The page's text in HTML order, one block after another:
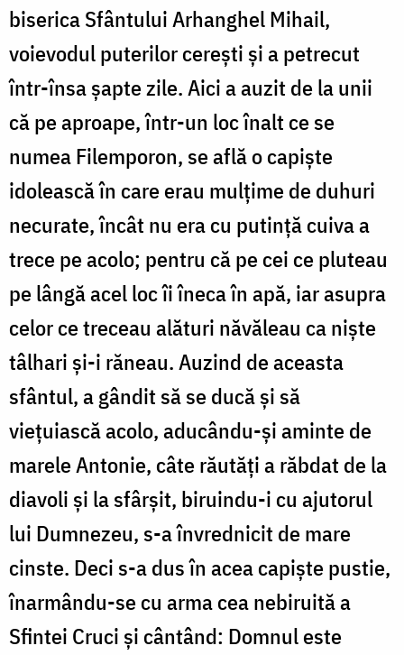
biserica Sfântului Arhanghel Mihail,
voievodul puterilor cerești și a petrecut
într-însa șapte zile. Aici a auzit de la unii
că pe aproape, într-un loc înalt ce se
numea Filemporon, se află o capiște
idolească în care erau mulțime de duhuri
necurate, încât nu era cu putință cuiva a
trece pe acolo; pentru că pe cei ce pluteau
pe lângă acel loc îi îneca în apă, iar asupra
celor ce treceau alături năvăleau ca niște
tâlhari și-i răneau. Auzind de aceasta
sfântul, a gândit să se ducă și să
viețuiască acolo, aducându-și aminte de
marele Antonie, câte răutăți a răbdat de la
diavoli și la sfârșit, biruindu-i cu ajutorul
lui Dumnezeu, s-a învrednicit de mare
cinste. Deci s-a dus în acea capiște pustie,
înarmându-se cu arma cea nebiruită a
Sfintei Cruci și cântând: Domnul este